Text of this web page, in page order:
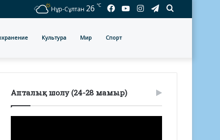
Іздеу
Telegram
Instagram
YouTube
Facebook
Нұр-Сұлтан 26 ℃
Культура Мир Спорт
Апталық шолу (24-28 мамыр)